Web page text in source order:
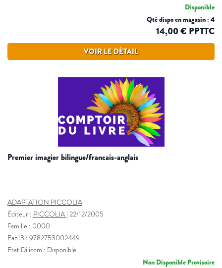
Disponible
Qté dispo en magasin : 4
14,00 € PPTTC
VOIR LE DÉTAIL
premier imagier bilingue/francais-anglais
ADAPTATION PICCOLIA
Éditeur : PICCOLIA | 22/12/2005
Famille : 0000
Ean13 : 9782753002449
Etat Dilicom : Disponible
Non Disponible Provisoire